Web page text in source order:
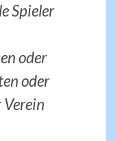
Spieler
oder
oder